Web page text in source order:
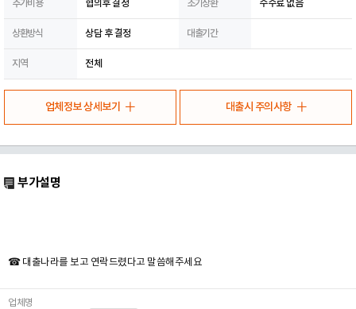
추가비용 협의후 결정 조기상환 수수료 없음
상환방식 상담 후 결정 대출기간
지역 전체
업체정보 상세보기 대출시 주의사항
부가설명
☎ 대출나라를 보고 연락드렸다고 말씀해주세요
업체명